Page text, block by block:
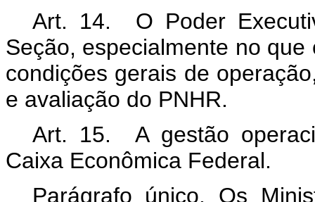
Art. 14. O Poder
Seção, especialmente no
condições gerais de
e avaliação do PNHR.
Art. 15. A gestão
Caixa Econômica Federal.
Parágrafo único. Os